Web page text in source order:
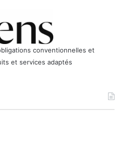
conventionnelles et
et services adaptés